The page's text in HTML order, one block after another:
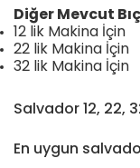
Diğer Mevcut
12 lik Makina İçin
22 lik Makina İçin
32 lik Makina İçin
Salvador 12, 22,
En uygun